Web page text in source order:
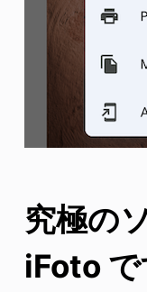
究極の
iFoto